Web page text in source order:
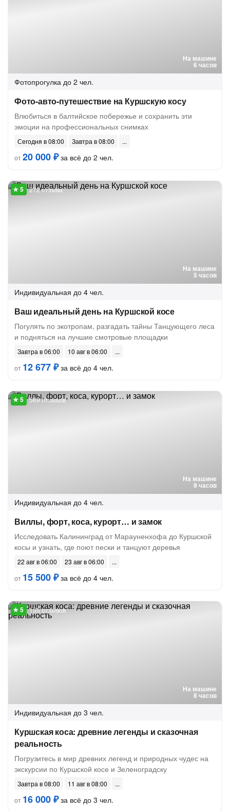
На машине
6 часов
Фотопрогулка до 2 чел.
Фото-авто-путешествие на Куршскую косу
Влюбиться в балтийское побережье и сохранить эти
эмоции на профессиональных снимках
Сегодня в 08:00
Завтра в 08:00
от20 000 ₽за всё до 2 чел.
На машине
5 часов
272 отзыва
Индивидуальная до 4 чел.
Ваш идеальный день на Куршской косе
Погулять по экотропам, разгадать тайны Танцующего леса
и подняться на лучшие смотровые площадки
Завтра в 06:00
10 авг в 06:00
от 12 677 ₽за всё до 4 чел.
На машине
9 часов
569 отзывов
Индивидуальная до 4 чел.
Виллы, форт, коса, курорт… и замок
Исследовать Калининград от Марауненхофа до Куршской
косы и узнать, где поют пески и танцуют деревья
22 авг в 06:00
23 авг в 06:00
от 15 500 ₽за всё до 4 чел.
На машине
8 часов
155 отзывов
Индивидуальная до 3 чел.
Куршская коса: древние легенды и сказочная
реальность
Погрузитесь в мир древних легенд и природных чудес на
экскурсии по Куршской косе и Зеленоградску
Завтра в 08:00
11 авг в 08:00
от 16 000 ₽за всё до 3 чел.